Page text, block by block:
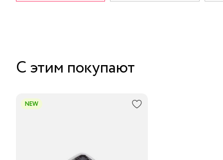
С этим покупают
NEW